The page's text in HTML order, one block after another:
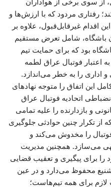
از سوی برخی از هواداران
رفتاری مردود که با ارزش‌ها و
اقدام غیرقابل‌قبول، علاوه بر
باشگاه، شامل تعرض مستقیم
بود که برای حمایت تیم
اعتبار فوتبال عراق لطمه
و اداری را به خطر می‌اندازد.
این اتفاق را متوجه نهادهای
اتحادیه فوتبال عراق
و بازدارنده را علیه تمامی
از تکرار چنین حوادثی جلوگیری
را مخدوش می‌کند و
می‌سازد. همچنین مدیریت
را برای پیگیری و تعقیب قضایی
شنیع محفوظ می‌دارد و در عین
برای همه تیم‌هاست؛